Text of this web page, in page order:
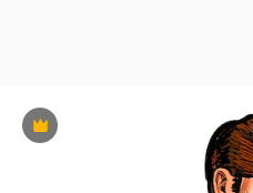
Premium